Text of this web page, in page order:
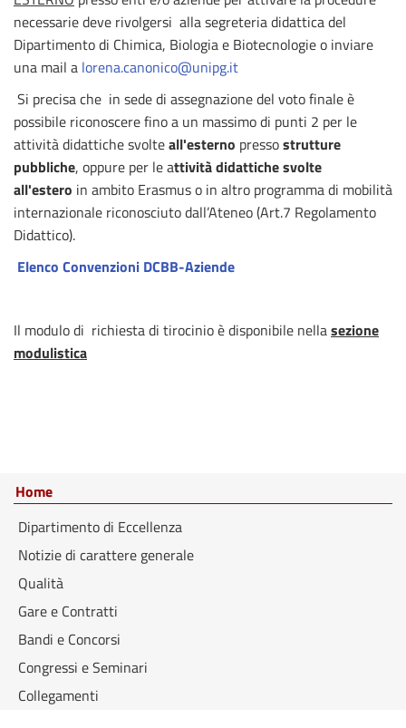
necessarie deve rivolgersi alla segreteria didattica del
Dipartimento di Chimica, Biologia e Biotecnologie o inviare
una mail a lorena.canonico@unipg.it
Si precisa che in sede di assegnazione del voto finale è
possibile riconoscere fino a un massimo di punti 2 per le
attività didattiche svolteall'esterno pressostrutture
pubbliche, oppure per le attività didattiche svolte
all'estero in ambito Erasmus o in altro programma di mobilità
internazionale riconosciuto dall’Ateneo (Art.7 Regolamento
Didattico).
Elenco Convenzioni DCBB-Aziende
Il modulo di richiesta di tirocinio è disponibile nellasezione
modulistica
Home
Dipartimento di Eccellenza
Notizie di carattere generale
Qualità
Gare e Contratti
Bandi e Concorsi
Congressi e Seminari
Collegamenti